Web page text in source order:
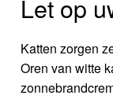
Let op
Katten zorgen
Oren van witte